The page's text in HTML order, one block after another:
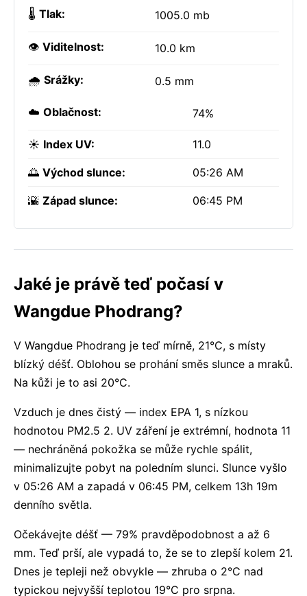
🌡️ Tlak: 1005.0 mb
👁️ Viditelnost: 10.0 km
🌧️ Srážky: 0.5 mm
☁️ Oblačnost: 74%
☀️ Index UV: 11.0
🌅 Východ slunce: 05:26 AM
🌇 Západ slunce: 06:45 PM
Jaké je právě teď počasí v
Wangdue Phodrang?
V Wangdue Phodrang je teď mírně, 21°C, s místy
blízký déšť. Oblohou se prohání směs slunce a mraků.
Na kůži je to asi 20°C.
Vzduch je dnes čistý — index EPA 1, s nízkou
hodnotou PM2.5 2. UV záření je extrémní, hodnota 11
— nechráněná pokožka se může rychle spálit,
minimalizujte pobyt na poledním slunci. Slunce vyšlo
v 05:26 AM a zapadá v 06:45 PM, celkem 13h 19m
denního světla.
Očekávejte déšť — 79% pravděpodobnost a až 6
mm. Teď prší, ale vypadá to, že se to zlepší kolem 21.
Dnes je tepleji než obvykle — zhruba o 2°C nad
typickou nejvyšší teplotou 19°C pro srpna.